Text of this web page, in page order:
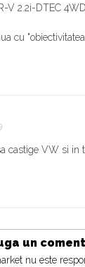
V 2.2i-DTEC
cu
castige VW si in
un
nu este